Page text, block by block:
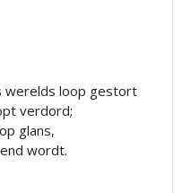
werelds loop gestort
verdord;
glans,
wordt.